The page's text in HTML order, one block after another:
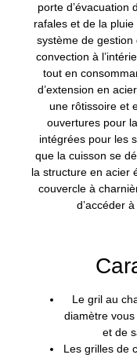
porte d’évacuation
rafales et de la
système de gestion
convection à
tout en
d’extension en
une rôtissoire et
ouvertures pour
intégrées pour les
que la cuisson se
la structure en acier
couvercle à
d’accéder
Le gril au
diamètre
et de
Les grilles de